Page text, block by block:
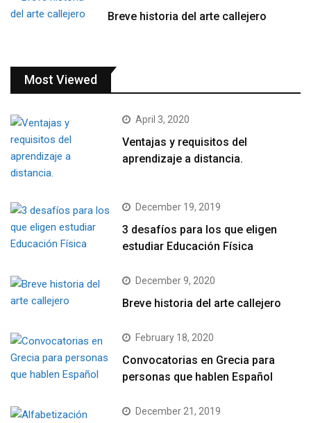
Breve historia del arte callejero
Most Viewed
April 3, 2020
Ventajas y requisitos del
aprendizaje a distancia.
December 19, 2019
3 desafíos para los que eligen
estudiar Educación Física
December 9, 2020
Breve historia del arte callejero
February 18, 2020
Convocatorias en Grecia para
personas que hablen Español
December 21, 2019